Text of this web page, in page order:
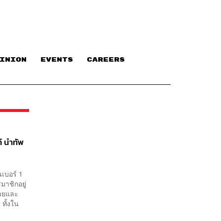
EVENTS CAREERS
นำทัพ
บอร์ 1
าชิกอยู่
และ
ทั้งใน